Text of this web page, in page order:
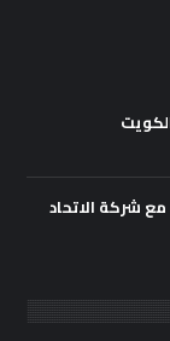
شركة الاتحاد